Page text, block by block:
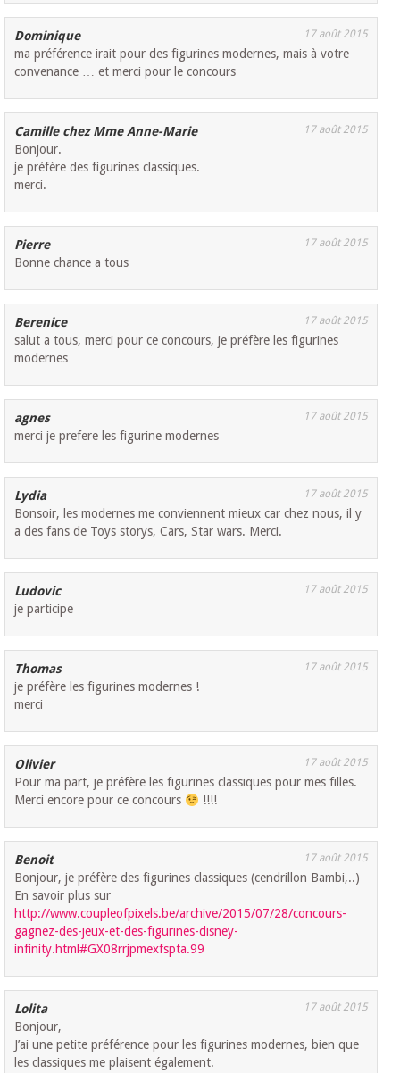
Dominique 17 août 2015
ma préférence irait pour des figurines modernes, mais à votre
convenance … et merci pour le concours
Camille chez Mme Anne-Marie 17 août 2015
Bonjour.
je préfère des figurines classiques.
merci.
Pierre 17 août 2015
Bonne chance a tous
Berenice 17 août 2015
salut a tous, merci pour ce concours, je préfère les figurines
modernes
agnes 17 août 2015
merci je prefere les figurine modernes
Lydia 17 août 2015
Bonsoir, les modernes me conviennent mieux car chez nous, il y
a des fans de Toys storys, Cars, Star wars. Merci.
Ludovic 17 août 2015
je participe
Thomas 17 août 2015
je préfère les figurines modernes !
merci
Olivier 17 août 2015
Pour ma part, je préfère les figurines classiques pour mes filles.
Merci encore pour ce concours
!!!!
Benoit 17 août 2015
Bonjour, je préfère des figurines classiques (cendrillon Bambi,..)
En savoir plus sur
http://www.coupleofpixels.be/archive/2015/07/28/concours-
gagnez-des-jeux-et-des-figurines-disney-
infinity.html#GX08rrjpmexfspta.99
Lolita 17 août 2015
Bonjour,
J’ai une petite préférence pour les figurines modernes, bien que
les classiques me plaisent également.